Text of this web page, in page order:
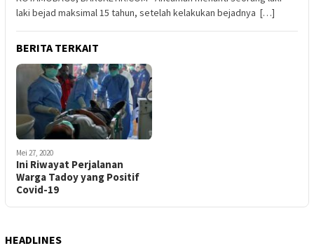
laki bejad maksimal 15 tahun, setelah kelakukan bejadnya […]
BERITA TERKAIT
Mei 27, 2020
Ini Riwayat Perjalanan
Warga Tadoy yang Positif
Covid-19
HEADLINES